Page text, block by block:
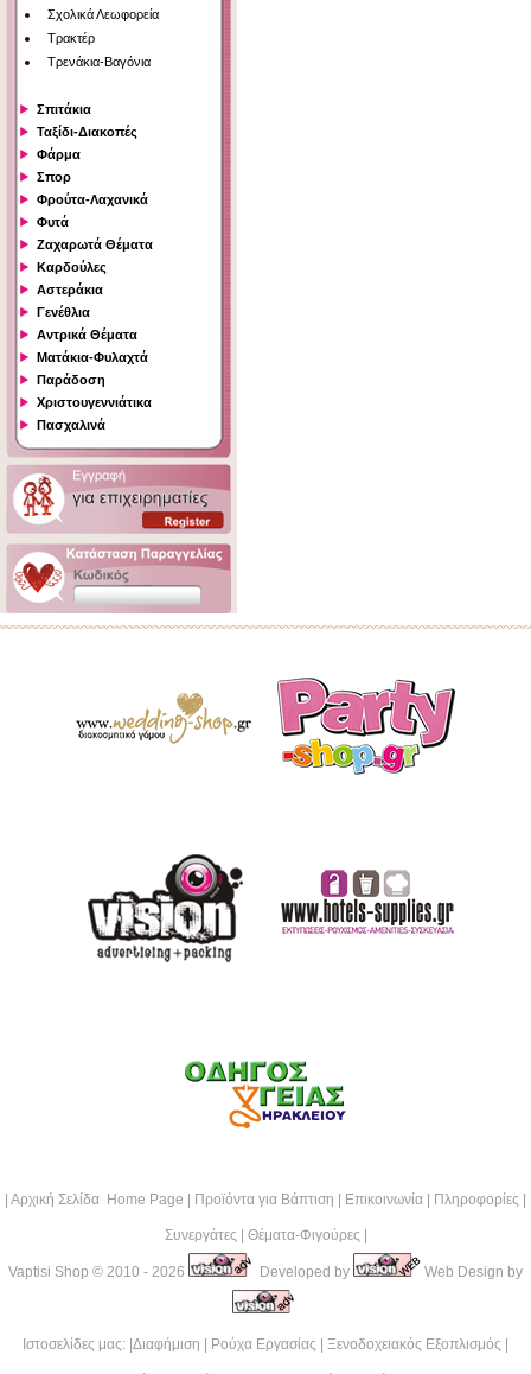
Σχολικά Λεωφορεία
Τρακτέρ
Τρενάκια-Βαγόνια
Σπιτάκια
Ταξίδι-Διακοπές
Φάρμα
Σπορ
Φρούτα-Λαχανικά
Φυτά
Ζαχαρωτά Θέματα
Καρδούλες
Αστεράκια
Γενέθλια
Αντρικά Θέματα
Ματάκια-Φυλαχτά
Παράδοση
Χριστουγεννιάτικα
Πασχαλινά
Αρχική Σελίδα Home Page Προϊόντα για Βάπτιση Επικοινωνία Πληροφορίες
Συνεργάτες Θέματα-Φιγούρες
Vaptisi Shop © 2010 - 2026 Developed by Web Design by
Ιστοσελίδες μας: | Διαφήμιση Ρούχα Εργασίας Ξενοδοχειακός Εξοπλισμός